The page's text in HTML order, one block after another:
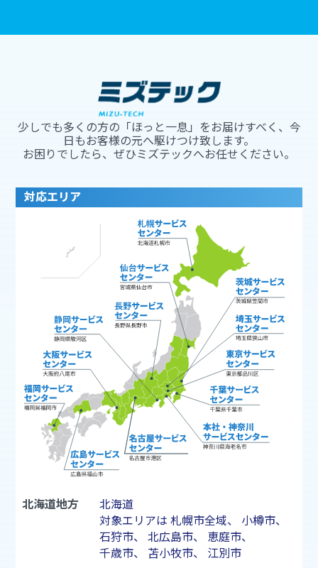
少しでも多くの方の「ほっと一息」をお届けすべく、今
日もお客様の元へ駆けつけ致します。
お困りでしたら、ぜひミズテックへお任せください。
対応エリア
北海道地方
北海道
対象エリアは 札幌市全域、 小樽市、
石狩市、 北広島市、 恵庭市、
千歳市、 苫小牧市、 江別市